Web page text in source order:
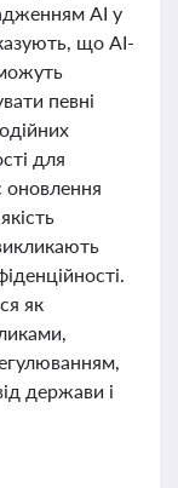
AI у
що AI-
певні
для
оновлення
як
держави і